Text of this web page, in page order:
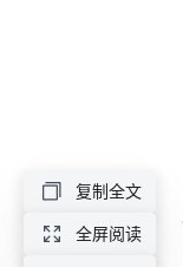
复制全文
全屏阅读